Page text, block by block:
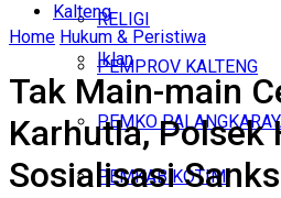
RELIGI
Iklan
Sabtu, Agustus 8, 2026
Kalteng
PEMPROV KALTENG
PEMKO
PEMKAB KOTIM
Home Hukum & Peristiwa
Tak Main-main
Karhutla, Polsek
Sosialisasi